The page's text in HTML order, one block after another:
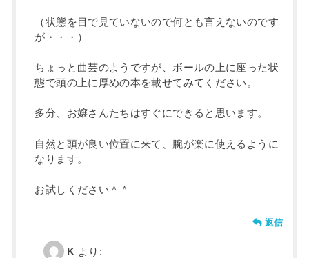
（状態を目で見ていないので何とも言えないのです
が・・・）
ちょっと曲芸のようですが、ボールの上に座った状
態で頭の上に厚めの本を載せてみてください。
多分、お嬢さんたちはすぐにできると思います。
自然と頭が良い位置に来て、腕が楽に使えるように
なります。
お試しください＾＾
返信
K より: